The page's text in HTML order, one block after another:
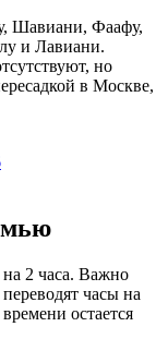
Шавиани, Фаафу,
и Лавиани.
но
в Москве,
2 часа. Важно
часы на
остается